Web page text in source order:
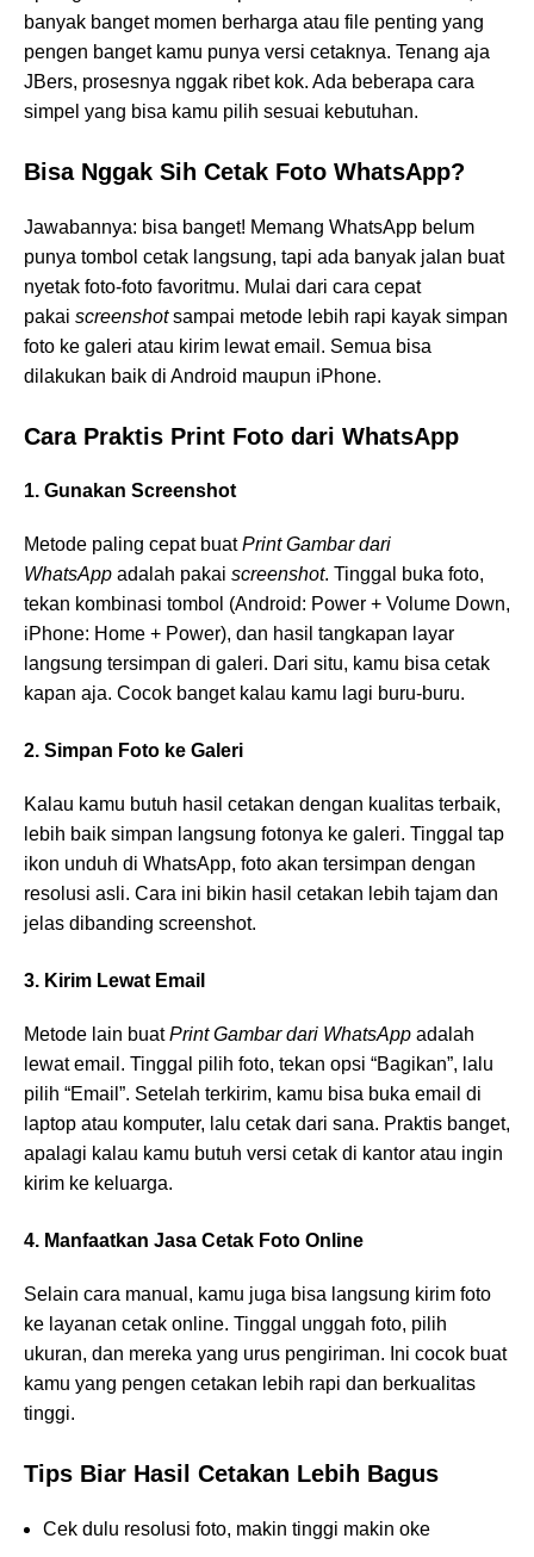
banyak banget momen berharga atau file penting yang
pengen banget kamu punya versi cetaknya. Tenang aja
JBers, prosesnya nggak ribet kok. Ada beberapa cara
simpel yang bisa kamu pilih sesuai kebutuhan.
Bisa Nggak Sih Cetak Foto WhatsApp?
Jawabannya: bisa banget! Memang WhatsApp belum
punya tombol cetak langsung, tapi ada banyak jalan buat
nyetak foto-foto favoritmu. Mulai dari cara cepat
pakai screenshotsampai metode lebih rapi kayak simpan
foto ke galeri atau kirim lewat email. Semua bisa
dilakukan baik di Android maupun iPhone.
Cara Praktis Print Foto dari WhatsApp
1. Gunakan Screenshot
Metode paling cepat buatPrint Gambar dari
WhatsApp adalah pakai screenshot. Tinggal buka foto,
tekan kombinasi tombol (Android: Power + Volume Down,
iPhone: Home + Power), dan hasil tangkapan layar
langsung tersimpan di galeri. Dari situ, kamu bisa cetak
kapan aja. Cocok banget kalau kamu lagi buru-buru.
2. Simpan Foto ke Galeri
Kalau kamu butuh hasil cetakan dengan kualitas terbaik,
lebih baik simpan langsung fotonya ke galeri. Tinggal tap
ikon unduh di WhatsApp, foto akan tersimpan dengan
resolusi asli. Cara ini bikin hasil cetakan lebih tajam dan
jelas dibanding screenshot.
3. Kirim Lewat Email
Metode lain buatPrint Gambar dari WhatsApp adalah
lewat email. Tinggal pilih foto, tekan opsi “Bagikan”, lalu
pilih “Email”. Setelah terkirim, kamu bisa buka email di
laptop atau komputer, lalu cetak dari sana. Praktis banget,
apalagi kalau kamu butuh versi cetak di kantor atau ingin
kirim ke keluarga.
4. Manfaatkan Jasa Cetak Foto Online
Selain cara manual, kamu juga bisa langsung kirim foto
ke layanan cetak online. Tinggal unggah foto, pilih
ukuran, dan mereka yang urus pengiriman. Ini cocok buat
kamu yang pengen cetakan lebih rapi dan berkualitas
tinggi.
Tips Biar Hasil Cetakan Lebih Bagus
Cek dulu resolusi foto, makin tinggi makin oke